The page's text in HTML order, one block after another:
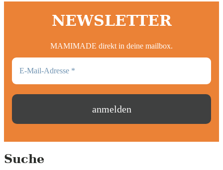
NEWSLETTER
MAMIMADE direkt in deine mailbox.
Suche